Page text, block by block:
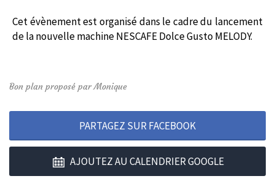
Cet évènement est organisé dans le cadre du lancement
de la nouvelle machine NESCAFE Dolce Gusto MELODY.
Bon plan proposé par Monique
PARTAGEZ SUR FACEBOOK
AJOUTEZ AU CALENDRIER GOOGLE